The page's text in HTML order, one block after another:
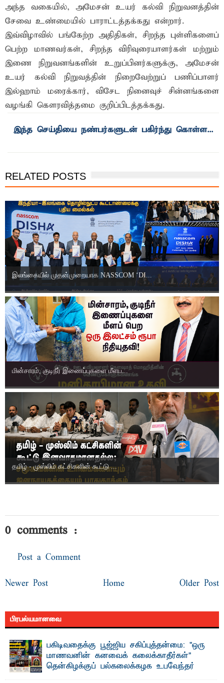
அந்த வகையில், அமேசன் உயர் கல்வி நிறுவனத்தின்
சேவை உண்மையில் பாராட்டத்தக்கது என்றார்.
இவ்விழாவில் பங்கேற்ற அதிதிகள், சிறந்த புள்ளிகளைப்
பெற்ற மாணவர்கள், சிறந்த விரிவுரையாளர்கள் மற்றும்
இணை நிறுவனங்களின் உறுப்பினர்களுக்கு, அமேசன்
உயர் கல்வி நிறுவத்தின் நிறைவேற்றுப் பணிப்பாளர்
இல்ஹாம் மரைக்கார், விசேட நினைவுச் சின்னங்களை
வழங்கி கௌரவித்தமை குறிப்பிடத்தக்கது.
இந்த செய்தியை நண்பர்களுடன் பகிர்ந்து கொள்ள...
RELATED POSTS
இலங்கையில் முதன்முறையாக NASSCOM ‘DI...
மின்சாரம், குடிநீர் இணைப்புகளை மீளப...
தமிழ் - முஸ்லிம் கட்சிகளின் கூட்டு ...
0 comments :
Post a Comment
Newer Post Older Post
Home
பிரபல்யமானவை
பகிடிவதைக்கு பூஜ்ஜிய சகிப்புத்தன்மை: "ஒரு
மாணவனின் கனவைக் கலைக்காதீர்கள்" –
தென்கிழக்குப் பல்கலைக்கழக உபவேந்தர்